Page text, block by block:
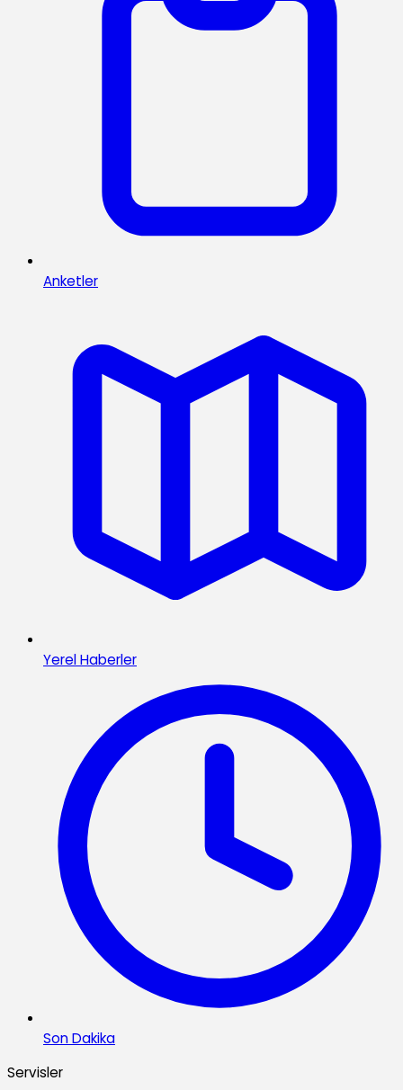
Anketler
Yerel Haberler
Son Dakika
Servisler